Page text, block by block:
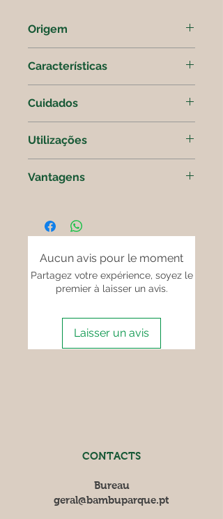
Origem
Características
largas, raízes pouco rastejantes.
Cuidados
conjunto da folhagem é mais belo
se a planta não estiver muito
exposta ao vento.
Utilizações
Vantagens
guarnecer um caminho.
Aucun avis pour le moment
Partagez votre expérience, soyez le
premier à laisser un avis.
Laisser un avis
CONTACTS
Bureau
geral@bambuparque.pt